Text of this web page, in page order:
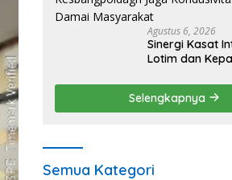
Agustus 6, 2026
Sinergi Kasat
Lotim dan
Kondusivitas
Masyarakat
Selengkapnya
Semua Kategori